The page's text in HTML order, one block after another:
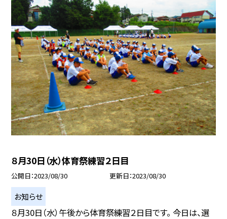
８月30日（水）体育祭練習２日目
公開日 2023/08/30 更新日 2023/08/30
お知らせ
８月30日（水）午後から体育祭練習２日目です。 今日は、選